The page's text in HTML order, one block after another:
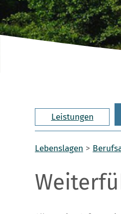
Leistungen
Lebenslagen >